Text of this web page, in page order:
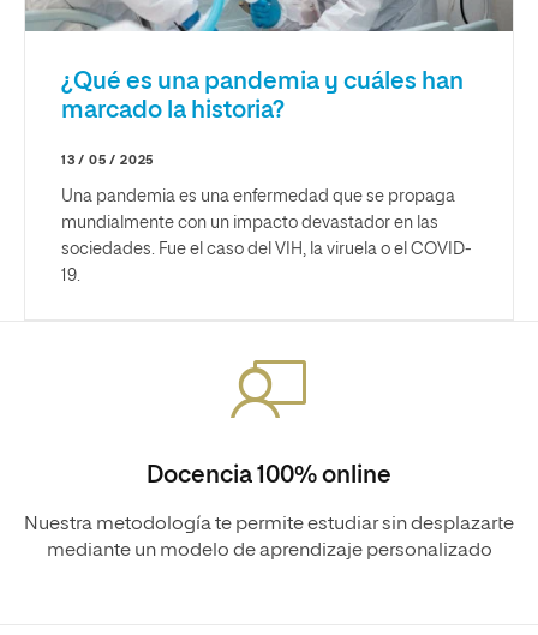
¿Qué es una pandemia y cuáles han
marcado la historia?
13 / 05 / 2025
Una pandemia es una enfermedad que se propaga
mundialmente con un impacto devastador en las
sociedades. Fue el caso del VIH, la viruela o el COVID-
19.
Docencia 100% online
Nuestra metodología te permite estudiar sin desplazarte
mediante un modelo de aprendizaje personalizado